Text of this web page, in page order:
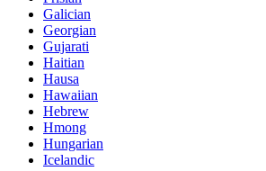
Galician
Georgian
Gujarati
Haitian
Hausa
Hawaiian
Hebrew
Hmong
Hungarian
Icelandic